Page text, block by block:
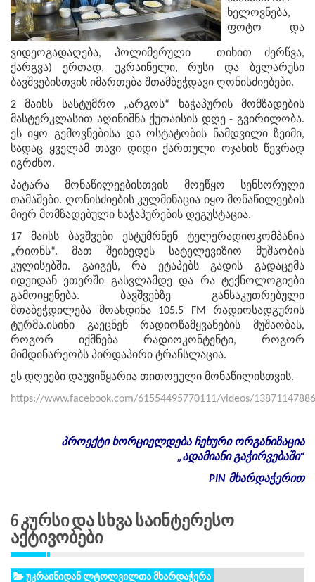
ხელოვნება,
ფოტო და
ვიდეოგადაღება, პოლიმერული თიხით ძერწვა,
ქარგვა) ერთად, უკრაინელი, რუსი და ბელარუსი
ბავშვებისთვის იმართება შთამბეჭდავი ღონისძიებები.
2 მაისს სასტუმრო „არგოს“ ხაჭაპურის მომზადების
მასტერკლასით აღინიშნა ქუთაისის დღე - გვირილობა.
ეს იყო გემოვნებისა და ოსტატობის ნამდვილი ზეიმი,
სადაც ყველამ თავი დიდი ქართული ოჯახის წევრად
იგრძნო.
პატარა მონაწილეებისთვის მოეწყო სენსორული
თამაშები. ღონისძიების კულმინაცია იყო მონაწილეების
მიერ მომზადებული ხაჭაპურების დეგუსტაცია.
17 მაისს ბავშვები ესტუმრნენ ტელერადიოკომპანია
„რიონს“. მათ შეიხედეს სატელევიზიო მუშაობის
კულისებში. გაიგეს, რა ეტაპებს გადის გადაცემა
იდეიდან ეთერში გასვლამდე და რა ტექნოლოგიები
გამოიყენება. ბავშვებზე განსაკუთრებული
შთაბეჭდილება მოახდინა 105.5 FM რადიოსადგურის
ტურმა.ისინი გაეცნენ რადიოწამყვანების მუშაობას,
როგორ იქმნება რადიოკონტენტი, როგორ
მიმდინარეობს პირდაპირი ტრანსლაცია.
ეს დღეები დაუვიწყარია თითოეული მონაწილისთვის.
https://www.facebook.com/61554495770111/videos/
პროექტი ხორციელდება ჩეხური ორგანიზაცია
„ადამიანი გაჭირვებაში“
PIN მხარდაჭერით
6 Კურსი Და Სხვა Საინტერესო
Აქტივობები
უკრაინიდან ლტოლვილთა მხარდაჭერა